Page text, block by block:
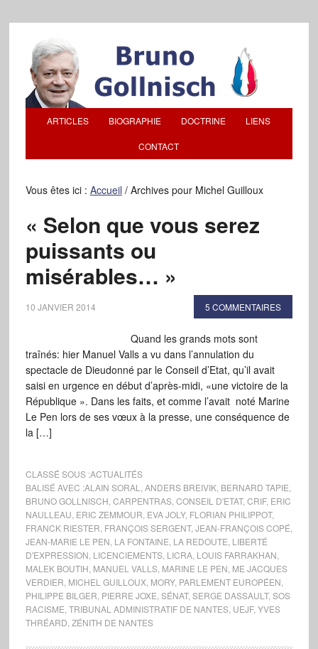
ARTICLES BIOGRAPHIE DOCTRINE LIENS
CONTACT
Vous êtes ici : Accueil /Archives pour Michel Guilloux
« Selon que vous serez
puissants ou
misérables… »
10 JANVIER 2014 5 COMMENTAIRES
Quand les grands mots sont
traînés: hier Manuel Valls a vu dans l’annulation du
spectacle de Dieudonné par le Conseil d’Etat, qu’il avait
saisi en urgence en début d’après-midi, «une victoire de la
République ». Dans les faits, et comme l’avait noté Marine
Le Pen lors de ses vœux à la presse, une conséquence de
la […]
CLASSÉ SOUS :ACTUALITÉS
BALISÉ AVEC :ALAIN SORAL ANDERS BREIVIK, BERNARD TAPIE
BRUNO GOLLNISCH CARPENTRAS, CONSEIL D'ETAT, CRIF, ERIC
NAULLEAU ERIC ZEMMOUR EVA JOLY, FLORIAN PHILIPPOT,
FRANCK RIESTER FRANÇOIS SERGENT, JEAN-FRANÇOIS COPÉ
JEAN-MARIE LE PEN LA FONTAINE LA REDOUTE LIBERTÉ
D'EXPRESSION LICENCIEMENTS, LICRA, LOUIS FARRAKHAN
MALEK BOUTIH MANUEL VALLS, MARINE LE PEN ME JACQUES
VERDIER MICHEL GUILLOUX, MORY, PARLEMENT EUROPÉEN
PHILIPPE BILGER PIERRE JOXE SÉNAT, SERGE DASSAULT, SOS
RACISME TRIBUNAL ADMINISTRATIF DE NANTES, UEJF, YVES
THRÉARD ZÉNITH DE NANTES